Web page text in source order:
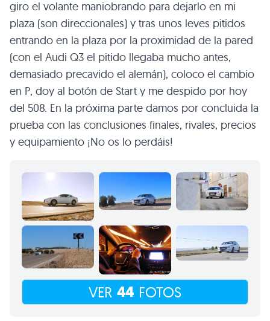
giro el volante maniobrando para dejarlo en mi
plaza (son direccionales) y tras unos leves pitidos
entrando en la plaza por la proximidad de la pared
(con el Audi Q3 el pitido llegaba mucho antes,
demasiado precavido el alemán), coloco el cambio
en P, doy al botón de Start y me despido por hoy
del 508. En la próxima parte damos por concluida la
prueba con las conclusiones finales, rivales, precios
y equipamiento ¡No os lo perdáis!
VER 44 FOTOS